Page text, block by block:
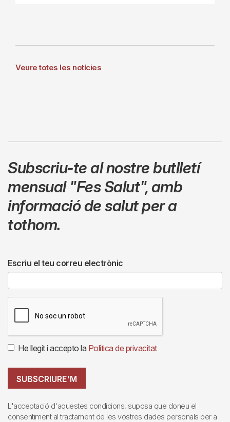
Veure totes les notícies
Subscriu-te al nostre butlletí
mensual "Fes Salut",amb
informació de salut per a
tothom.
Escriu el teu correu electrònic
He llegit i accepto la Política de privacitat
SUBSCRIURE'M
L'acceptació d'aquestes condicions, suposa que doneu el
consentiment al tractament de les vostres dades personals per a